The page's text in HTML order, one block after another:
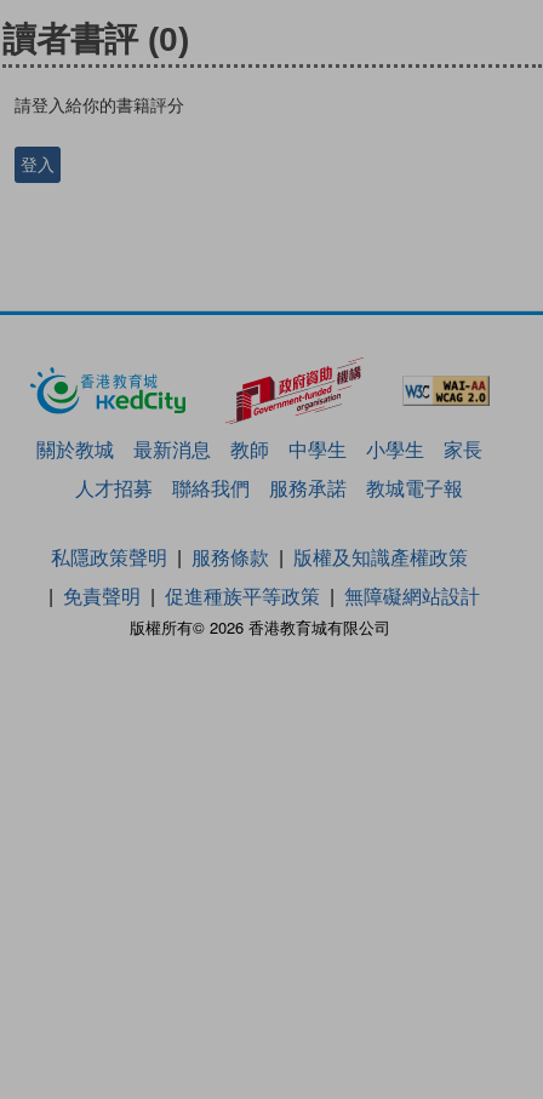
讀者書評 (0)
請登入給你的書籍評分
登入
關於教城 最新消息 教師 中學生 小學生
家長
人才招募
聯絡我們 服務承諾 教城電子報
版權所有© 2026 香港教育城有限公司
私隱政策聲明 服務條款
版權及知識產權政策
免責聲明
促進種族平等政策 無障礙網站設計